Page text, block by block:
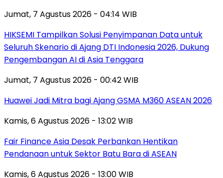
Jumat, 7 Agustus 2026 - 04:14 WIB
HIKSEMI Tampilkan Solusi Penyimpanan Data untuk
Seluruh Skenario di Ajang DTI Indonesia 2026, Dukung
Pengembangan AI di Asia Tenggara
Jumat, 7 Agustus 2026 - 00:42 WIB
Huawei Jadi Mitra bagi Ajang GSMA M360 ASEAN 2026
Kamis, 6 Agustus 2026 - 13:02 WIB
Fair Finance Asia Desak Perbankan Hentikan
Pendanaan untuk Sektor Batu Bara di ASEAN
Kamis, 6 Agustus 2026 - 13:00 WIB